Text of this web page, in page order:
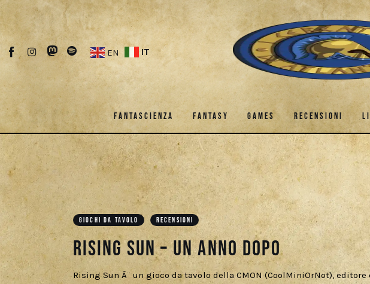
EN IT
FANTASCIENZA FANTASY GAMES RECENSIONI
FANTASCIENZA FANTASY GAMES RECENSIONI
Fantascienza
Fantasy
Recensioni
Libri e fumetti
Cercatori
Download
GIOCHI DA TAVOLO RECENSIONI
Rising Sun – Un anno dopo
Rising Sun Ã¨ un gioco da tavolo della CMON (CoolMiniOrNot),